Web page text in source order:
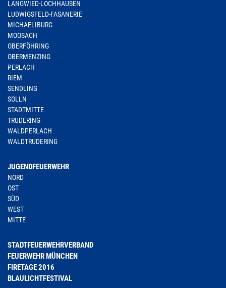
LANGWIED-LOCHHAUSEN
LUDWIGSFELD-FASANERIE
MICHAELIBURG
MOOSACH
OBERFÖHRING
OBERMENZING
PERLACH
RIEM
SENDLING
SOLLN
STADTMITTE
TRUDERING
WALDPERLACH
WALDTRUDERING
JUGENDFEUERWEHR
NORD
OST
SÜD
WEST
MITTE
STADTFEUERWEHRVERBAND
FEUERWEHR MÜNCHEN
FIRETAGE 2016
BLAULICHTFESTIVAL